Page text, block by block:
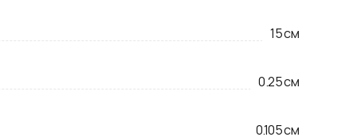
15см
0.25см
0.105см